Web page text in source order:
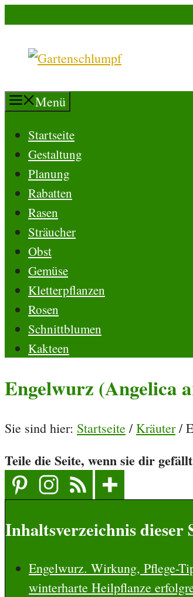
springen
Menü
Startseite
Gestaltung
Planung
Rabatten
Rasen
Sträucher
Obst
Gemüse
Kletterpflanzen
Rosen
Schnittblumen
Kakteen
Engelwurz (Angelica
Sie sind hier: Startseite /Kräuter/
Teile die Seite, wenn sie dir
Inhaltsverzeichnis dieser
Engelwurz. Wirkung, Pflege-
winterharte Heilpflanze